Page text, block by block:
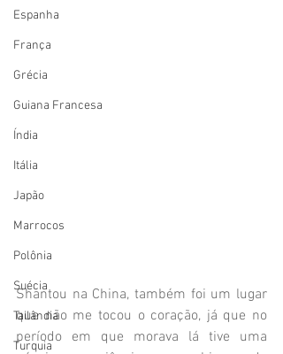
Espanha
França
Grécia
Guiana Francesa
Índia
Itália
Japão
Marrocos
Polônia
Suécia
Tailândia
Turquia
Shantou na China, também foi um lugar
que não me tocou o coração, já que no
período em que morava lá tive uma